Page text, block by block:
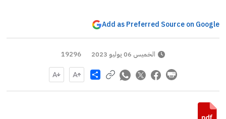
Add as Preferred Source on Google
الخميس 06 يوليو 2023 19296
Share